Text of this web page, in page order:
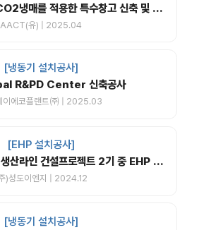
AACT 제 1터미널 CO2냉매를 적용한 특수창고 신축 및 교체공사
AACT(유) | 2025.04
[냉동기 설치공사]
R&PD Center 신축공사
이에코플랜트㈜ | 2025.03
[EHP 설치공사]
한국하이니켈 양극제 생산라인 건설프로젝트 2기 중 EHP 실외기, 실내기 및 ERV,PAC 납품 설치공사
)성도이엔지 | 2024.12
[냉동기 설치공사]